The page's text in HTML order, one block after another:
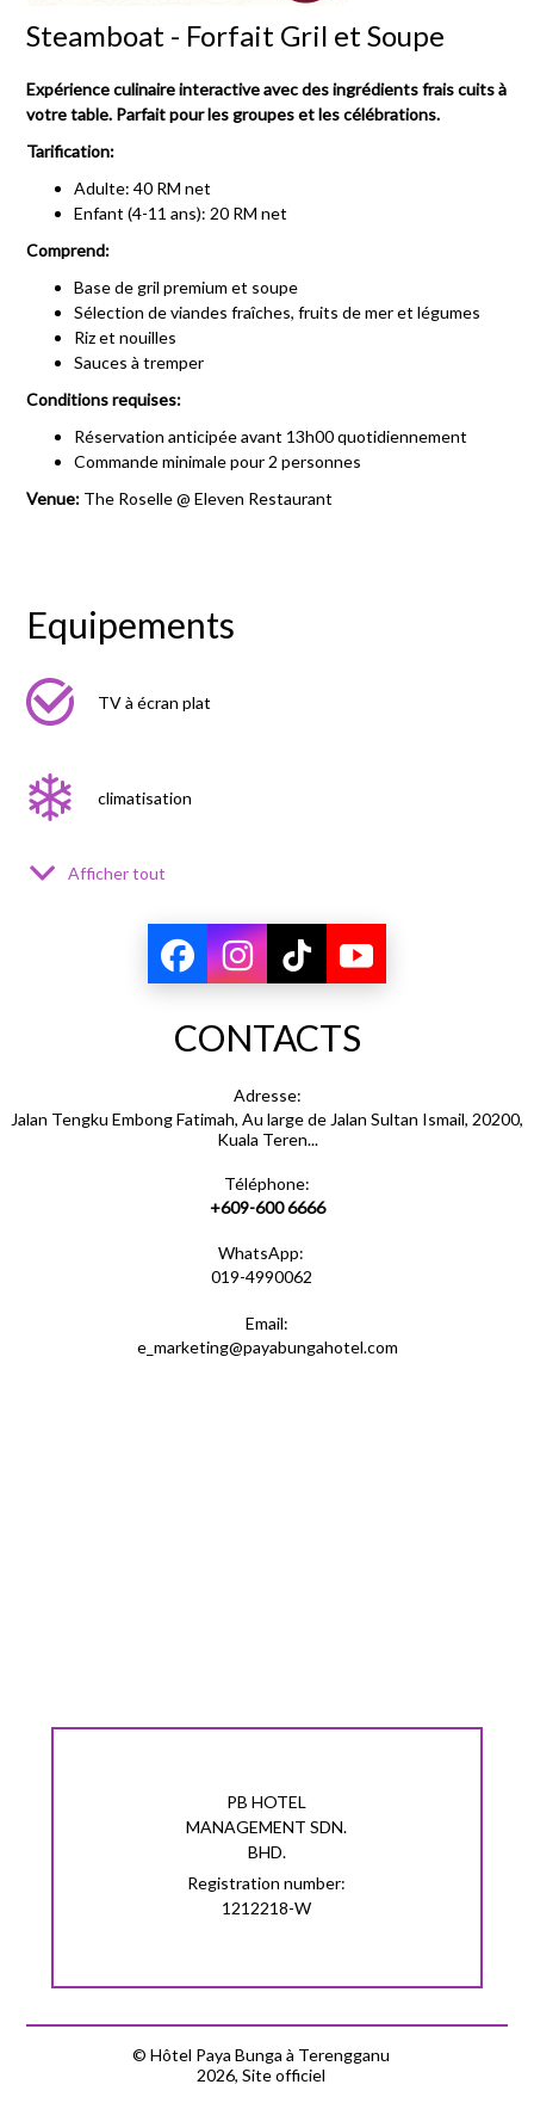
Steamboat - Forfait Gril et Soupe
Expérience culinaire interactive avec des ingrédients frais cuits à
votre table. Parfait pour les groupes et les célébrations.
Tarification:
Adulte: 40 RM net
Enfant (4-11 ans): 20 RM net
Comprend:
Base de gril premium et soupe
Sélection de viandes fraîches, fruits de mer et légumes
Riz et nouilles
Sauces à tremper
Conditions requises:
Réservation anticipée avant 13h00 quotidiennement
Commande minimale pour 2 personnes
Venue: The Roselle @ Eleven Restaurant
Equipements
TV à écran plat
climatisation
deux lits simples
Afficher tout
CONTACTS
Adresse:
Jalan Tengku Embong Fatimah, Au large de Jalan Sultan Ismail, 20200,
Kuala Teren...
Téléphone:
+609-600 6666
WhatsApp:
019-4990062
Email:
e_marketing@payabungahotel.com
PB HOTEL
MANAGEMENT SDN.
BHD.
Registration number:
1212218-W
© Hôtel Paya Bunga à Terengganu
2026, Site officiel